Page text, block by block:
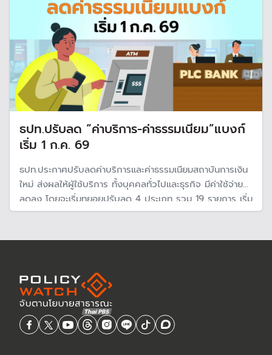
ธปท.ปรับลด “ค่าบริการ-ค่าธรรมเนียม”แบงก์
เริ่ม 1 ก.ค. 69
ธปท.ประกาศปรับลดค่าบริการและค่าธรรมเนียมสถาบันการเงิน
ใหม่ ส่งผลให้ผู้ใช้บริการ ทั้งบุคคลทั่วไปและธุรกิจ มีค่าใช้จ่าย
ลดลง โดยจะเริ่มทยอยปรับลด 4 ประเภท รวม 19 รายการ เริ่ม
1 ก.ค. 69